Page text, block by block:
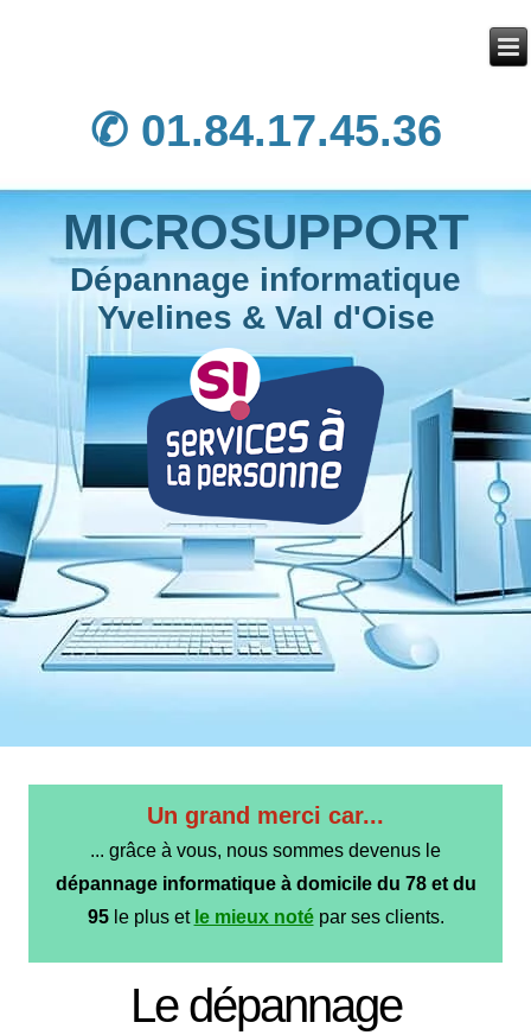
✆ 01.84.17.45.36
MICROSUPPORT
Dépannage informatique
Yvelines & Val d'Oise
Un grand merci car...
... grâce à vous, nous sommes devenus le
dépannage informatique à domicile du 78 et du
95le plus et le mieux notépar ses clients.
Le dépannage